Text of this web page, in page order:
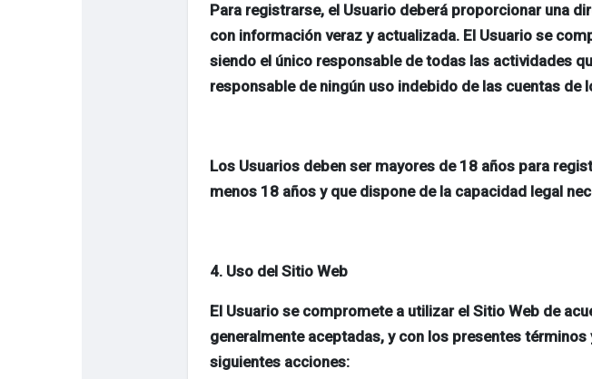
Para registrarse, el Usuario deberá proporcionar una
con información veraz y actualizada. El Usuario se
siendo el único responsable de todas las actividades
responsable de ningún uso indebido de las cuentas de
Los Usuarios deben ser mayores de 18 años para
menos 18 años y que dispone de la capacidad legal
4. Uso del Sitio Web
El Usuario se compromete a utilizar el Sitio Web de
generalmente aceptadas, y con los presentes
siguientes acciones: